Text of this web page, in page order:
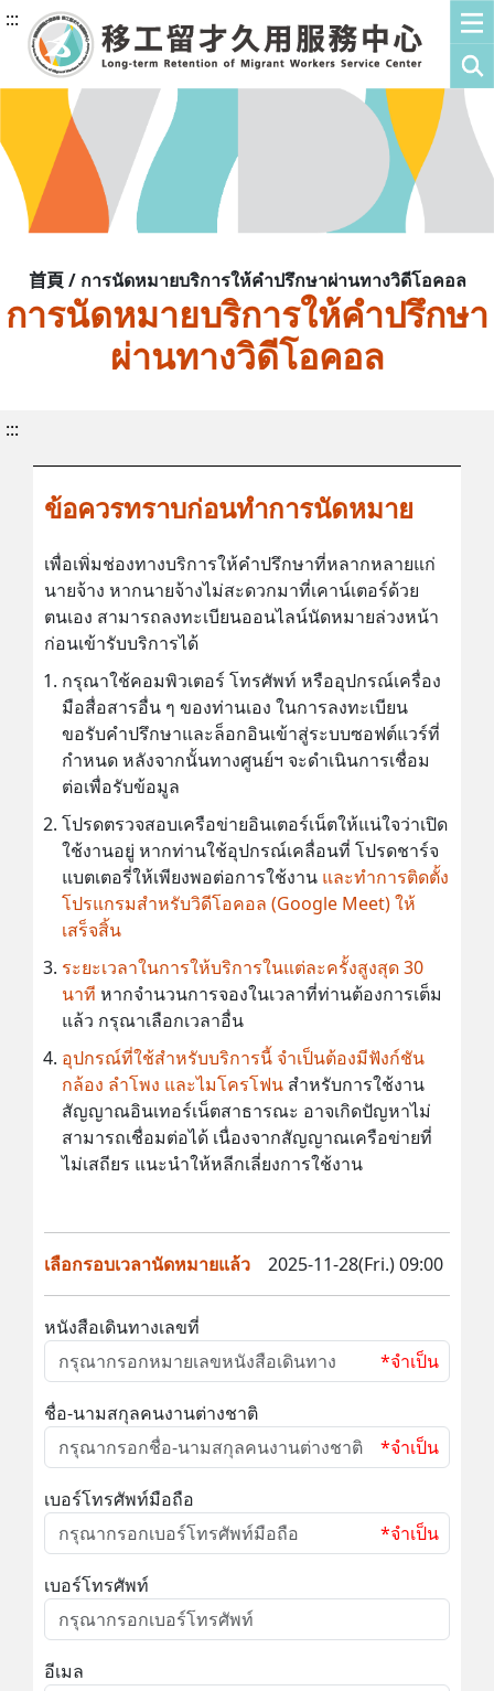
:::
首頁 / การนัดหมายบริการให้คำปรึกษาผ่านทางวิดีโอคอล
การนัดหมายบริการให้คำปรึกษา
ผ่านทางวิดีโอคอล
:::
ข้อควรทราบก่อนทำการนัดหมาย
เพื่อเพิ่มช่องทางบริการให้คำปรึกษาที่หลากหลายแก่
นายจ้าง หากนายจ้างไม่สะดวกมาที่เคาน์เตอร์ด้วย
ตนเอง สามารถลงทะเบียนออนไลน์นัดหมายล่วงหน้า
ก่อนเข้ารับบริการได้
กรุณาใช้คอมพิวเตอร์ โทรศัพท์ หรืออุปกรณ์เครื่อง
มือสื่อสารอื่น ๆ ของท่านเอง ในการลงทะเบียน
ขอรับคำปรึกษาและล็อกอินเข้าสู่ระบบซอฟต์แวร์ที่
กำหนด หลังจากนั้นทางศูนย์ฯ จะดำเนินการเชื่อม
ต่อเพื่อรับข้อมูล
โปรดตรวจสอบเครือข่ายอินเตอร์เน็ตให้แน่ใจว่าเปิด
ใช้งานอยู่ หากท่านใช้อุปกรณ์เคลื่อนที่ โปรดชาร์จ
แบตเตอรี่ให้เพียงพอต่อการใช้งาน และทำการติดตั้ง
โปรแกรมสำหรับวิดีโอคอล (Google Meet) ให้
เสร็จสิ้น
ระยะเวลาในการให้บริการในแต่ละครั้งสูงสุด 30
นาที หากจำนวนการจองในเวลาที่ท่านต้องการเต็ม
แล้ว กรุณาเลือกเวลาอื่น
อุปกรณ์ที่ใช้สำหรับบริการนี้ จำเป็นต้องมีฟังก์ชัน
กล้อง ลำโพง และไมโครโฟน สำหรับการใช้งาน
สัญญาณอินเทอร์เน็ตสาธารณะ อาจเกิดปัญหาไม่
สามารถเชื่อมต่อได้ เนื่องจากสัญญาณเครือข่ายที่
ไม่เสถียร แนะนำให้หลีกเลี่ยงการใช้งาน
เลือกรอบเวลานัดหมายแล้ว 2025-11-28(Fri.) 09:00
หนังสือเดินทางเลขที่
*จำเป็น
ชื่อ-นามสกุลคนงานต่างชาติ
*จำเป็น
เบอร์โทรศัพท์มือถือ
*จำเป็น
เบอร์โทรศัพท์
อีเมล